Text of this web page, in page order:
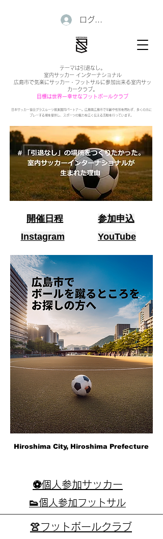
日本サッカー協会グラスルーツ推進賛同パートナー。広島県広島市で年齢や性別を問わず、多くの方に
プレーする場を提供し、スポーツの魅力を広く伝える活動を行っています。
テーマは引退なし。
室内サッカー インターナショナル
広島市で気楽にサッカー・フットサルに参加出来る室内サッ
カークラブ。
目標は世界一幸せなフットボールクラブ
ログイン
開催日程
参加申込
Instagram
YouTube
Hiroshima City, Hiroshima Prefecture
⚽個人参加サッカー
👟個人参加フットサル
👚フットボールクラブ